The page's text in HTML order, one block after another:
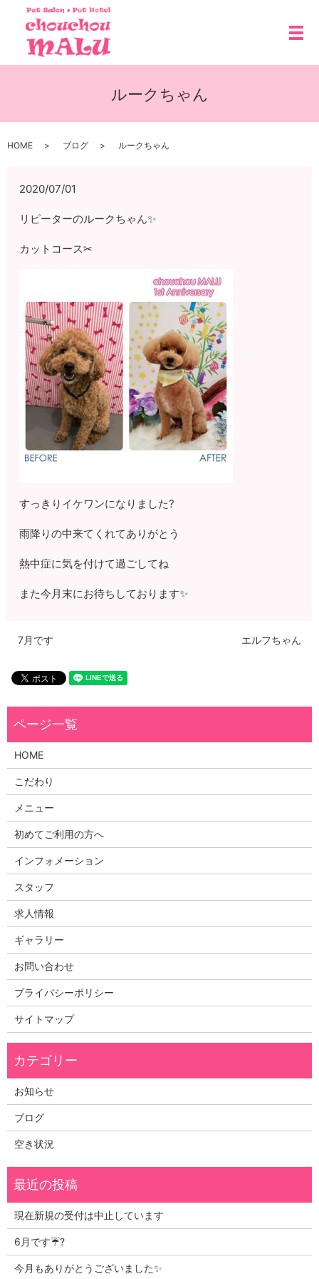
メ
ルークちゃん
HOME ブログ ルークちゃん
2020/07/01
リピーターのルークちゃん✨
カットコース✂
すっきりイケワンになりました?
雨降りの中来てくれてありがとう
熱中症に気を付けて過ごしてね
また今月末にお待ちしております✨
7月です エルフちゃん
HOME
こだわり
メニュー
初めてご利用の方へ
インフォメーション
スタッフ
求人情報
ギャラリー
お問い合わせ
プライバシーポリシー
サイトマップ
お知らせ
ブログ
空き状況
現在新規の受付は中止しています
6月です☔?
今月もありがとうございました✨